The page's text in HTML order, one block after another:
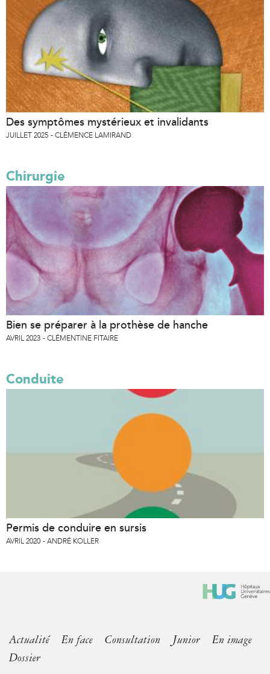
Des symptômes mystérieux et invalidants
JUILLET 2025 CLÉMENCE LAMIRAND
Chirurgie
Bien se préparer à la prothèse de hanche
AVRIL 2023 CLÉMENTINE FITAIRE
Conduite
Permis de conduire en sursis
AVRIL 2020 ANDRÉ KOLLER
Actualité En face Consultation Junior
En image
Dossier